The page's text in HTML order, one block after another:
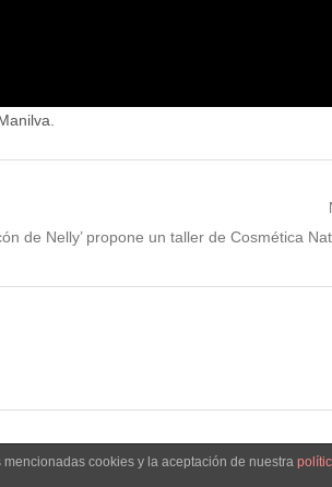
de Nelly’ propone un taller de Cosmética
cookies y la aceptación de nuestra